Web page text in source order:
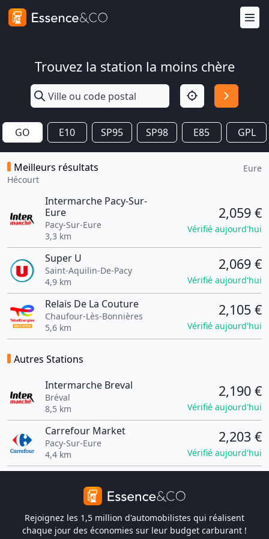
Trouvez la station la moins chère
GO E10 SP95 SP98 E85 GPL
Meilleurs résultats
Hécourt
Eure
Intermarche Pacy-Sur-
Eure
Pacy-Sur-Eure
3,3 km
2,059 €
Vérifié aujourd'hui
Super U
Saint-Aquilin-De-Pacy
4,9 km
2,069 €
Vérifié aujourd'hui
Relais De La Couture
Chaufour-Lès-Bonnières
5,6 km
2,105 €
Vérifié aujourd'hui
Autres Stations
Intermarche Breval
Bréval
8,5 km
2,190 €
Vérifié aujourd'hui
Carrefour Market
Pacy-Sur-Eure
4,4 km
2,203 €
Vérifié aujourd'hui
Rejoignez les 1,5 million d'automobilistes qui réalisent
chaque jour des économies sur leur budget carburant !